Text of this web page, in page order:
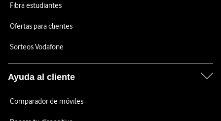
Fibra estudiantes
Ofertas para clientes
Sorteos Vodafone
Ayuda al cliente
Comparador de móviles